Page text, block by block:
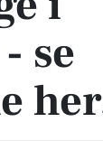
se